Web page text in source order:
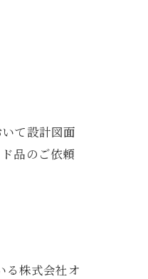
て設計図面
品のご依頼
る株式会社オ